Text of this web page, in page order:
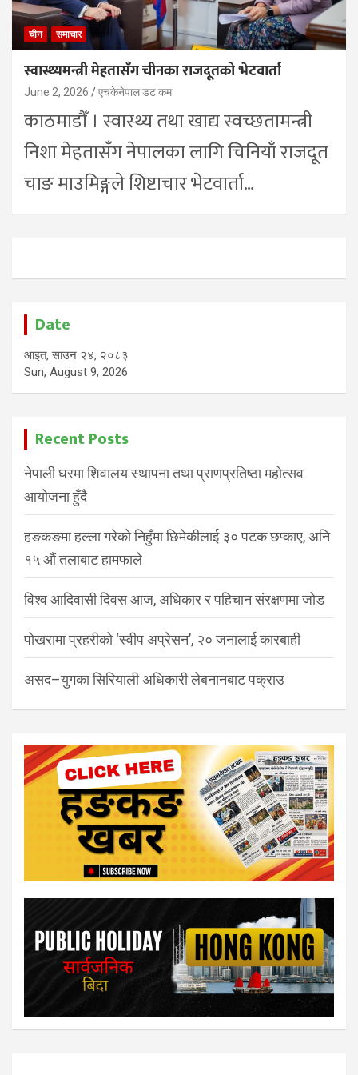
चीन समाचार
स्वास्थ्यमन्त्री मेहतासँग चीनका राजदूतको भेटवार्ता
June 2, 2026 एचकेनेपाल डट कम
काठमाडौँ । स्वास्थ्य तथा खाद्य स्वच्छतामन्त्री
निशा मेहतासँग नेपालका लागि चिनियाँ राजदूत
चाङ माउमिङ्गले शिष्टाचार भेटवार्ता…
Date
आइत, साउन २४, २०८३
Sun, August 9, 2026
Recent Posts
नेपाली घरमा शिवालय स्थापना तथा प्राणप्रतिष्ठा महोत्सव
आयोजना हुँदै
हङकङमा हल्ला गरेको निहुँमा छिमेकीलाई ३० पटक छप्काए, अनि
१५ औं तलाबाट हामफाले
विश्व आदिवासी दिवस आज, अधिकार र पहिचान संरक्षणमा जोड
पोखरामा प्रहरीको ‘स्वीप अप्रेसन’, २० जनालाई कारबाही
असद–युगका सिरियाली अधिकारी लेबनानबाट पक्राउ